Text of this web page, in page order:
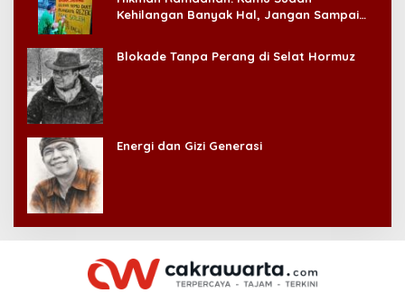
Kehilangan Banyak Hal, Jangan Sampai
Blokade Tanpa Perang di Selat Hormuz
Energi dan Gizi Generasi